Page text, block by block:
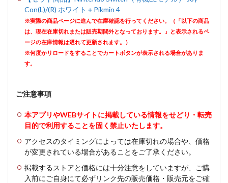
Con(L)/(R) ホワイト＋Pikmin 4
※実際の商品ページに進んで在庫確認を行ってください。（「以下の商品
は、現在在庫切れまたは販売期間外となっております。」と表示されるペ
ージの在庫情報は遅れて更新されます。）
※何度かリロードをすることでカートボタンが表示される場合がありま
す。
ご注意事項
本アプリやWEBサイトに掲載している情報をせどり・転売
目的で利用することを固く禁止いたします。
アクセスのタイミングによっては在庫切れの場合や、価格
が変更されている場合があることをご了承ください。
掲載するストアと価格には十分注意をしていますが、ご購
入前にご自身にて必ずリンク先の販売価格・販売元をご確